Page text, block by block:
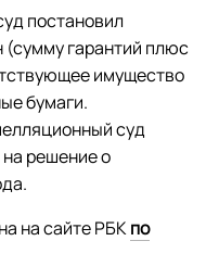
постановил
(сумму гарантий плюс
имущество
бумаги.
суд
решение о
на сайте РБКпо